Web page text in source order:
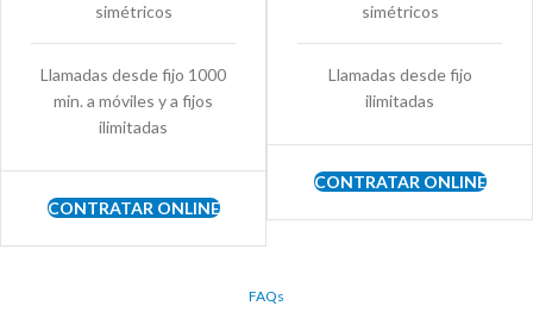
simétricos
Llamadas desde fijo 1000
min. a móviles y a fijos
ilimitadas
CONTRATAR ONLINE
simétricos
Llamadas desde fijo
ilimitadas
CONTRATAR ONLINE
FAQs